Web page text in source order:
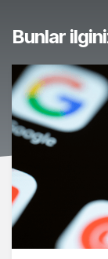
Bunlar